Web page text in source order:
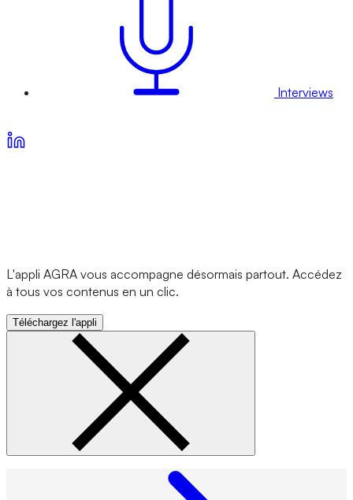
Interviews
L'appli AGRA vous accompagne désormais partout. Accédez
à tous vos contenus en un clic.
Téléchargez l'appli